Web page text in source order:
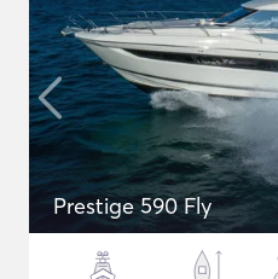
Prestige 590 Fly